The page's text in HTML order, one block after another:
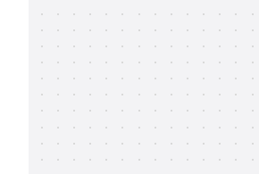
帮助中心
知识分享社区